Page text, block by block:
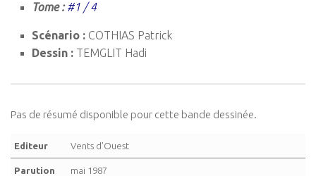
Tome :#1 / 4
Scénario : COTHIAS Patrick
Dessin : TEMGLIT Hadi
Pas de résumé disponible pour cette bande dessinée.
Editeur Vents d’Ouest
Parution mai 1987